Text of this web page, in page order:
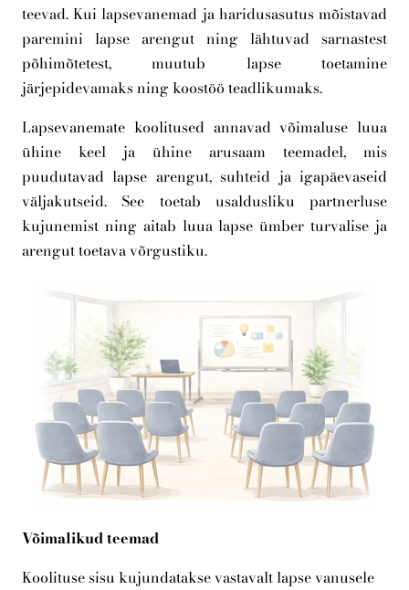
teevad. Kui lapsevanemad ja haridusasutus mõistavad
paremini lapse arengut ning lähtuvad sarnastest
põhimõtetest, muutub lapse toetamine
järjepidevamaks ning koostöö teadlikumaks.
Lapsevanemate koolitused annavad võimaluse luua
ühine keel ja ühine arusaam teemadel, mis
puudutavad lapse arengut, suhteid ja igapäevaseid
väljakutseid. See toetab usaldusliku partnerluse
kujunemist ning aitab luua lapse ümber turvalise ja
arengut toetava võrgustiku.
Võimalikud teemad
Koolituse sisu kujundatakse vastavalt lapse vanusele